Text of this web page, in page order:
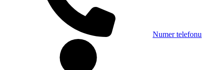
Numer telefonu